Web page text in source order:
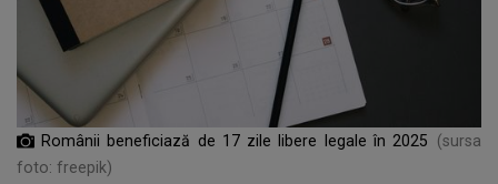
Românii beneficiază de 17 zile libere legale în 2025
(sursa
foto: freepik)